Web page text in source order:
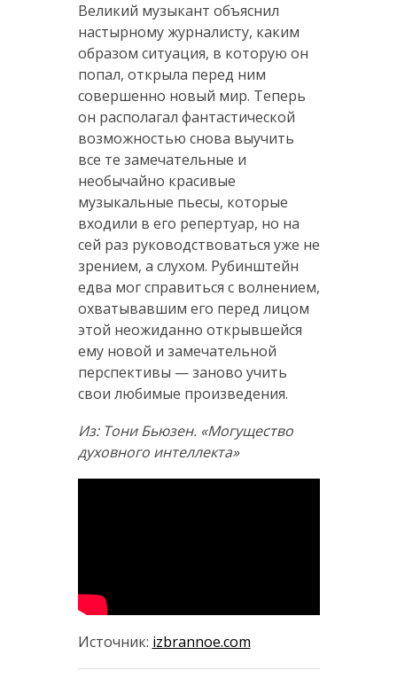
Великий музыкант объяснил
настырному журналисту, каким
образом ситуация, в которую он
попал, открыла перед ним
совершенно новый мир. Теперь
он располагал фантастической
возможностью снова выучить
все те замечательные и
необычайно красивые
музыкальные пьесы, которые
входили в его репертуар, но на
сей раз руководствоваться уже не
зрением, а слухом. Рубинштейн
едва мог справиться с волнением,
охватывавшим его перед лицом
этой неожиданно открывшейся
ему новой и замечательной
перспективы — заново учить
свои любимые произведения.
Из: Тони Бьюзен. «Могущество
духовного интеллекта»
Источник: izbrannoe.com